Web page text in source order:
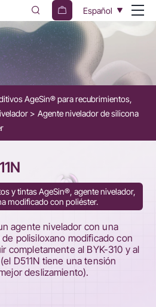
Español
AgeSin® para recubrimientos,
Agente nivelador de silicona
y tintas AgeSin®, agente nivelador,
modificado con poliéster.
agente nivelador con una
polisiloxano modificado con
completamente al BYK-310 y al
D511N tiene una tensión
deslizamiento).